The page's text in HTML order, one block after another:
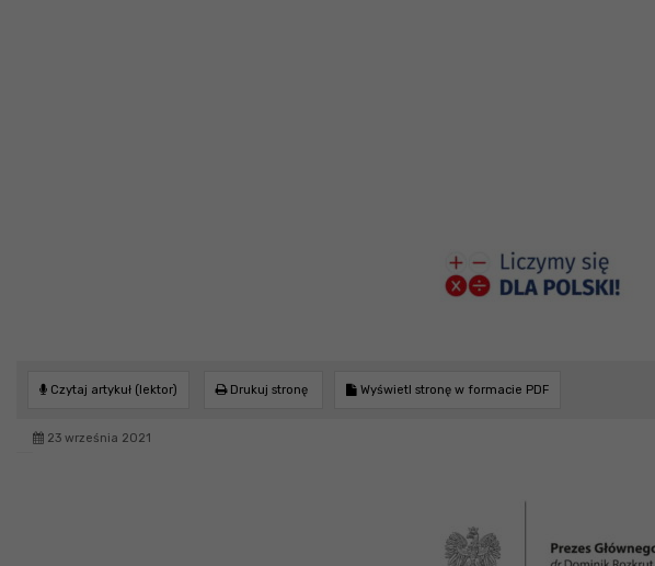
Czytaj artykuł (lektor) Drukuj stronę Wyświetl stronę w formacie PDF
23 września 2021